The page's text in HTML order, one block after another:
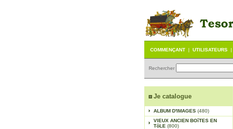
COMMENÇANT | UTILISATEURS |
Rechercher
Je catalogue
ALBUM D'IMAGES (480)
VIEUX ANCIEN BOîTES EN
TôLE (800)